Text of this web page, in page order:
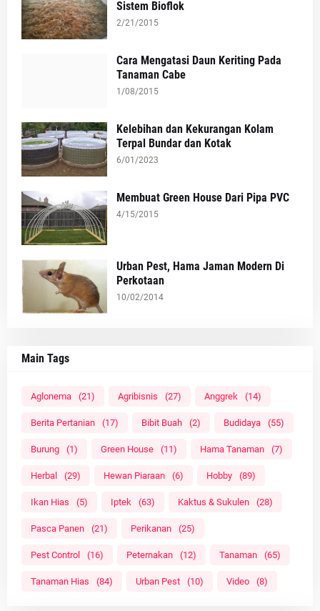
Sistem Bioflok
2/21/2015
Cara Mengatasi Daun Keriting Pada
Tanaman Cabe
1/08/2015
Kelebihan dan Kekurangan Kolam
Terpal Bundar dan Kotak
6/01/2023
Membuat Green House Dari Pipa PVC
4/15/2015
Urban Pest, Hama Jaman Modern Di
Perkotaan
10/02/2014
Main Tags
Aglonema (21) Agribisnis (27) Anggrek (14)
Berita Pertanian (17) Bibit Buah (2) Budidaya (55)
Burung (1) Green House (11) Hama Tanaman (7)
Herbal (29) Hewan Piaraan (6) Hobby (89)
Ikan Hias (5) Iptek (63) Kaktus & Sukulen (28)
Pasca Panen (21) Perikanan (25)
Pest Control (16) Peternakan (12) Tanaman (65)
Tanaman Hias (84) Urban Pest (10) Video (8)